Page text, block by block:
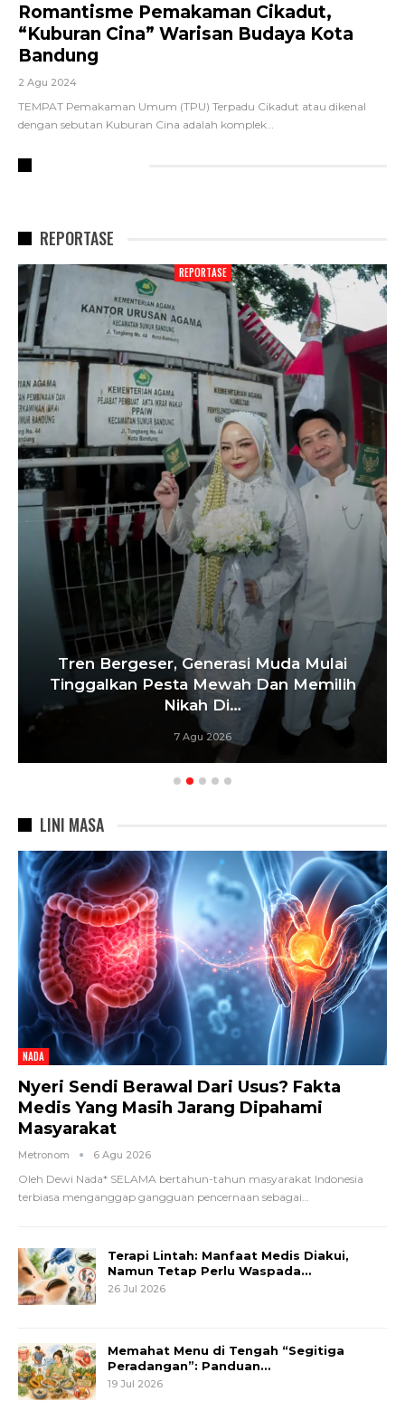
Romantisme Pemakaman Cikadut,
“Kuburan Cina” Warisan Budaya Kota
Bandung
2 Agu 2024
TEMPAT Pemakaman Umum (TPU) Terpadu Cikadut atau dikenal
dengan sebutan Kuburan Cina adalah komplek
REPORTASE
REPORTASE
Tren Bergeser, Generasi Muda Mulai
Tinggalkan Pesta Mewah Dan Memilih
Nikah Di…
7 Agu 2026
LINI MASA
NADA
Nyeri Sendi Berawal Dari Usus? Fakta
Medis Yang Masih Jarang Dipahami
Masyarakat
Metronom 6 Agu 2026
Oleh Dewi Nada* SELAMA bertahun-tahun masyarakat Indonesia
terbiasa menganggap gangguan pencernaan sebagai
Terapi Lintah: Manfaat Medis Diakui,
Namun Tetap Perlu Waspada…
26 Jul 2026
Memahat Menu di Tengah “Segitiga
Peradangan”: Panduan…
19 Jul 2026